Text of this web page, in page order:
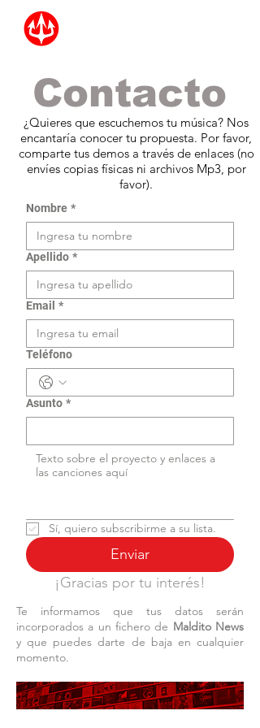
Contacto
¿Quieres que escuchemos tu música? Nos
encantaría conocer tu propuesta. Por favor,
comparte tus demos a través de enlaces (no
envíes copias físicas ni archivos Mp3, por
favor).
Nombre *
Apellido *
Email *
Teléfono
Asunto *
Sí, quiero subscribirme a su lista.
Enviar
¡Gracias por tu interés!
Te informamos que tus datos serán
incorporados a un fichero de Maldito News
y que puedes darte de baja en cualquier
momento.